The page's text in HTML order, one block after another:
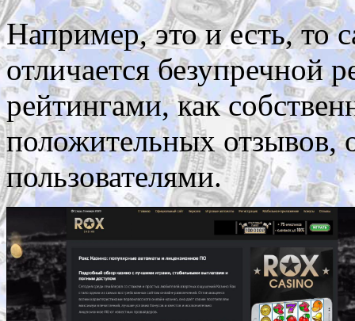
Например, это и есть, то
отличается безупречной
рейтингами, как
положительных отзывов,
пользователями.